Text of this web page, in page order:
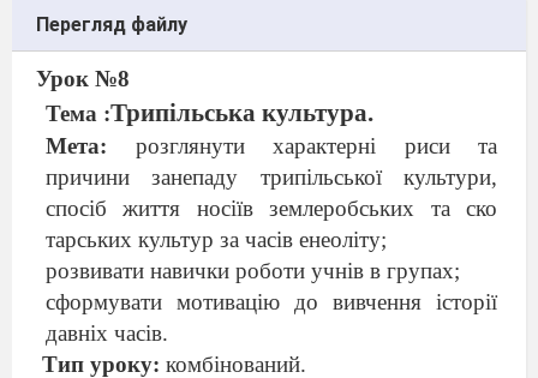
Перегляд файлу
Урок №8
Тема :Трипільська культура.
Мета: розглянути характерні риси та
причини занепаду трипільської культури,
спосіб життя носіїв землеробських та ско
тарських культур за часів енеоліту;
розвивати навички роботи учнів в групах;
сформувати мотивацію до вивчення історії
давніх часів.
Тип уроку: комбінований.